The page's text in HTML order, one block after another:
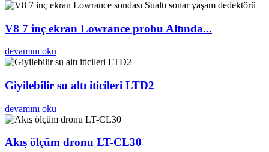
V8 7 inç ekran Lowrance probu Altında...
devamını oku
Giyilebilir su altı iticileri LTD2
devamını oku
Akış ölçüm dronu LT-CL30